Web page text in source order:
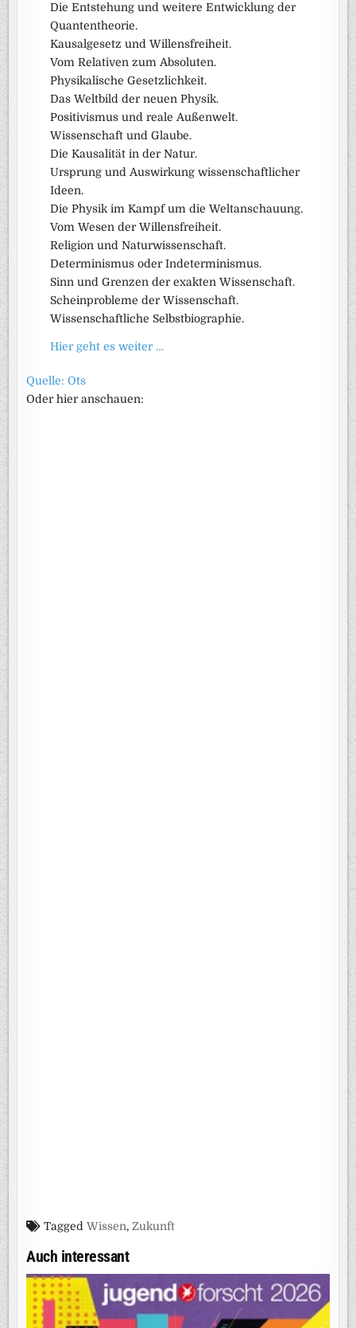
Die Entstehung und weitere Entwicklung der
Quantentheorie.
Kausalgesetz und Willensfreiheit.
Vom Relativen zum Absoluten.
Physikalische Gesetzlichkeit.
Das Weltbild der neuen Physik.
Positivismus und reale Außenwelt.
Wissenschaft und Glaube.
Die Kausalität in der Natur.
Ursprung und Auswirkung wissenschaftlicher
Ideen.
Die Physik im Kampf um die Weltanschauung.
Vom Wesen der Willensfreiheit.
Religion und Naturwissenschaft.
Determinismus oder Indeterminismus.
Sinn und Grenzen der exakten Wissenschaft.
Scheinprobleme der Wissenschaft.
Wissenschaftliche Selbstbiographie.
Hier geht es weiter …
Quelle: Ots
Oder hier anschauen:
TaggedWissen, Zukunft
Auch interessant